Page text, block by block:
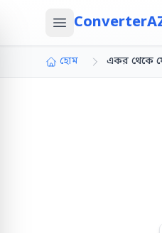
হোম একর থেকে